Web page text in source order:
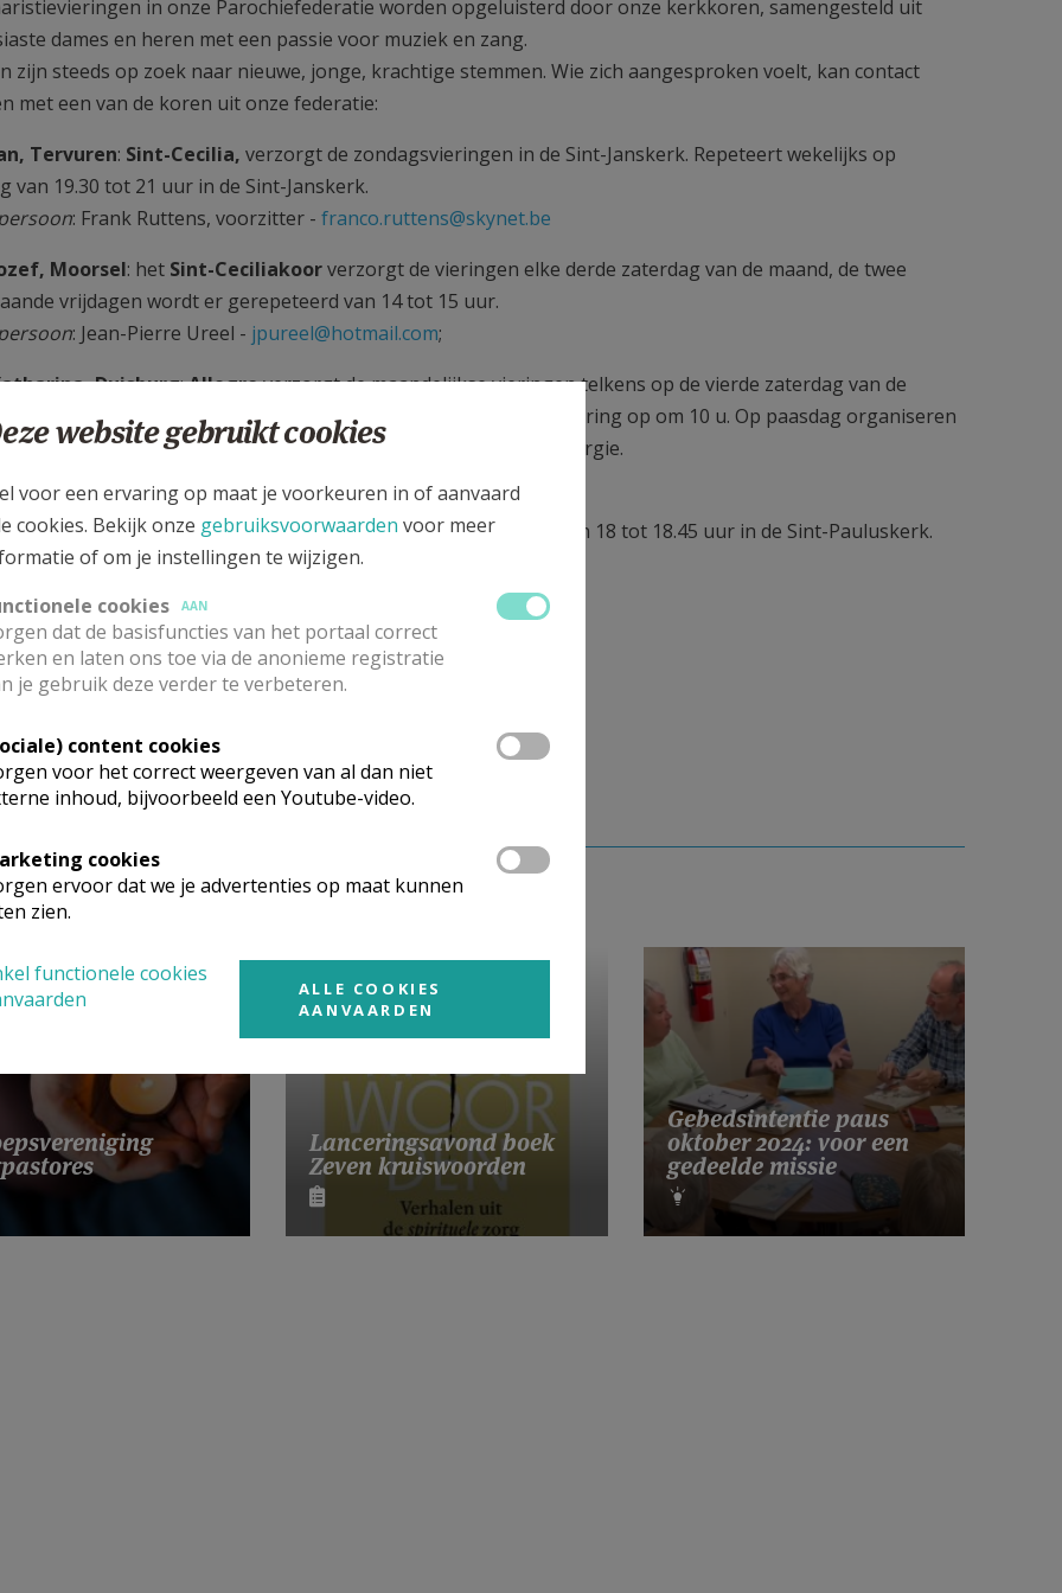
in onze Parochiefederatie worden opgeluisterd door onze kerkkoren, samengesteld uit
dames en heren met een passie voor muziek en zang.
zijn steeds op zoek naar nieuwe, jonge, krachtige stemmen. Wie zich aangesproken voelt, kan contact
met een van de koren uit onze federatie:
Tervuren: Sint-Cecilia,verzorgt de zondagsvieringen in de Sint-Janskerk. Repeteert wekelijks op
van 19.30 tot 21 uur in de Sint-Janskerk.
: Frank Ruttens, voorzitter -franco.ruttens@skynet.be
Moorsel: het Sint-Ceciliakoorverzorgt de vieringen elke derde zaterdag van de maand, de twee
vrijdagen wordt er gerepeteerd van 14 tot 15 uur.
: Jean-Pierre Ureel - jpureel@hotmail.com;
Duisburg:Allegroverzorgt de maandelijkse vieringen telkens op de vierde zaterdag van de
19 u. Repetitie die dag om 18 u. Op kerstdag luisteren we de viering op om 10 u. Op paasdag organiseren
om 10 u. We verzorgen ook de zang bij de uitvaartliturgie.
: Frans Janssen - bijfransyvette@gmail.com
Vossem:Sint-Pauluskoor,repeteert voor de vieringen van 18 tot 18.45 uur in de Sint-Pauluskerk.
: Riet Bouckaert -mammieriet@hotmail.com
Lanceringsavond boek
Zeven kruiswoorden
Gebedsintentie paus
oktober 2024: voor een
gedeelde missie
website gebruikt cookies
voor een ervaring op maat je voorkeuren in of aanvaard
cookies. Bekijk onze gebruiksvoorwaarden voor meer
of om je instellingen te wijzigen.
cookies
AAN
dat de basisfuncties van het portaal correct
en laten ons toe via de anonieme registratie
je gebruik deze verder te verbeteren.
content cookies
voor het correct weergeven van al dan niet
inhoud, bijvoorbeeld een Youtube-video.
cookies
ervoor dat we je advertenties op maat kunnen
zien.
functionele cookies
ALLE COOKIES
AANVAARDEN